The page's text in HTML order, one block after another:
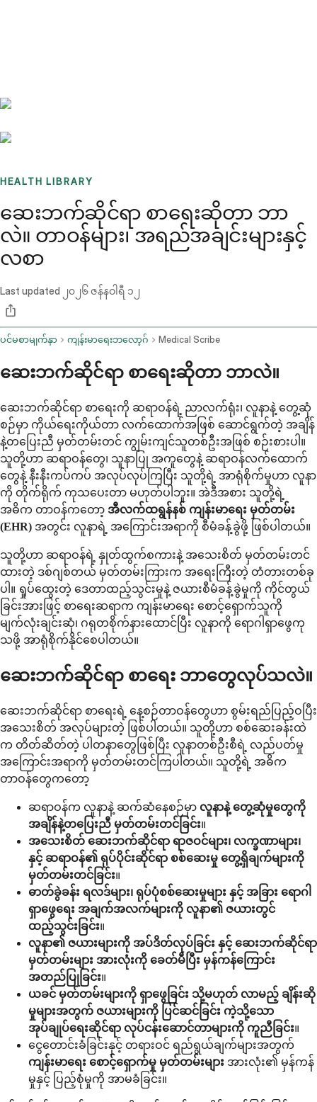
HEALTH LIBRARY
ဆေးဘက်ဆိုင်ရာ စာရေးဆိုတာ ဘာ
လဲ။ တာဝန်များ၊ အရည်အချင်းများနှင့်
လစာ
Last updated ၂၀၂၆ ဇန်နဝါရီ ၁၂
ပင်မစာမျက်နှာ ကျန်းမာရေးဘလော့ဂ် Medical Scribe
ဆေးဘက်ဆိုင်ရာ စာရေးဆိုတာ ဘာလဲ။
ဆေးဘက်ဆိုင်ရာ စာရေးကို ဆရာဝန်ရဲ့ ညာလက်ရုံး၊ လူနာနဲ့ တွေ့ဆုံ
စဉ်မှာ ကိုယ်ရေးကိုယ်တာ လက်ထောက်အဖြစ် ဆောင်ရွက်တဲ့ အချိန်
နဲ့တပြေးညီ မှတ်တမ်းတင် ကျွမ်းကျင်သူတစ်ဦးအဖြစ် စဉ်းစားပါ။
သူတို့ဟာ ဆရာဝန်တွေ၊ သူနာပြု အကူတွေနဲ့ ဆရာဝန်လက်ထောက်
တွေနဲ့ နီးနီးကပ်ကပ် အလုပ်လုပ်ကြပြီး သူတို့ရဲ့ အာရုံစိုက်မှုဟာ လူနာ
ကို တိုက်ရိုက် ကုသပေးတာ မဟုတ်ပါဘူး။ အဲဒီအစား သူတို့ရဲ့
အဓိက တာဝန်ကတော့ အီလက်ထရွန်နစ် ကျန်းမာရေး မှတ်တမ်း
(EHR) အတွင်း လူနာရဲ့ အကြောင်းအရာကို စီမံခန့်ခွဲဖို့ ဖြစ်ပါတယ်။
သူတို့ဟာ ဆရာဝန်ရဲ့ နှုတ်ထွက်စကားနဲ့ အသေးစိတ် မှတ်တမ်းတင်
ထားတဲ့ ဒစ်ဂျစ်တယ် မှတ်တမ်းကြားက အရေးကြီးတဲ့ တံတားတစ်ခု
ပါ။ ရှုပ်ထွေးတဲ့ ဒေတာထည့်သွင်းမှုနဲ့ ဇယားစီမံခန့်ခွဲမှုကို ကိုင်တွယ်
ခြင်းအားဖြင့် စာရေးဆရာက ကျန်းမာရေး စောင့်ရှောက်သူကို
မျက်လုံးချင်းဆုံ၊ ဂရုတစိုက်နားထောင်ပြီး လူနာကို ရောဂါရှာဖွေကု
သဖို့ အာရုံစိုက်နိုင်စေပါတယ်။
ဆေးဘက်ဆိုင်ရာ စာရေး ဘာတွေလုပ်သလဲ။
ဆေးဘက်ဆိုင်ရာ စာရေးရဲ့ နေ့စဉ်တာဝန်တွေဟာ စွမ်းရည်ပြည့်ဝပြီး
အသေးစိတ် အလုပ်များတဲ့ ဖြစ်ပါတယ်။ သူတို့ဟာ စစ်ဆေးခန်းထဲ
က တိတ်ဆိတ်တဲ့ ပါတနာတွေဖြစ်ပြီး လူနာတစ်ဦးစီရဲ့ လည်ပတ်မှု
အကြောင်းအရာကို မှတ်တမ်းတင်ကြပါတယ်။ သူတို့ရဲ့ အဓိက
တာဝန်တွေကတော့
ဆရာဝန်က လူနာနဲ့ ဆက်ဆံနေစဉ်မှာ လူနာနဲ့ တွေ့ဆုံမှုတွေကို
အချိန်နဲ့တပြေးညီ မှတ်တမ်းတင်ခြင်း။
အသေးစိတ် ဆေးဘက်ဆိုင်ရာ ရာဇဝင်များ၊ လက္ခဏာများ၊
နှင့် ဆရာဝန်၏ ရုပ်ပိုင်းဆိုင်ရာ စစ်ဆေးမှု တွေ့ရှိချက်များကို
မှတ်တမ်းတင်ခြင်း။
ဓာတ်ခွဲခန်း ရလဒ်များ၊ ရုပ်ပုံစစ်ဆေးမှုများ နှင့် အခြား ရောဂါ
ရှာဖွေရေး အချက်အလက်များကို လူနာ၏ ဇယားတွင်
ထည့်သွင်းခြင်း။
လူနာ၏ ဇယားများကို အပ်ဒိတ်လုပ်ခြင်း နှင့် ဆေးဘက်ဆိုင်ရာ
မှတ်တမ်းများ အားလုံးကို ခေတ်မီပြီး မှန်ကန်ကြောင်း
အတည်ပြုခြင်း။
ယခင် မှတ်တမ်းများကို ရှာဖွေခြင်း သို့မဟုတ် လာမည့် ချိန်းဆို
မှုများအတွက် ဇယားများကို ပြင်ဆင်ခြင်း ကဲ့သို့သော
အုပ်ချုပ်ရေးဆိုင်ရာ လုပ်ငန်းဆောင်တာများကို ကူညီခြင်း။
ငွေတောင်းခံခြင်းနှင့် တရားဝင် ရည်ရွယ်ချက်များအတွက်
ကျန်းမာရေး စောင့်ရှောက်မှု မှတ်တမ်းများ အားလုံး၏ မှန်ကန်
မှုနှင့် ပြည့်စုံမှုကို အာမခံခြင်း။